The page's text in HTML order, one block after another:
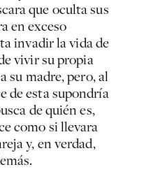
que oculta sus
en exceso
invadir la vida de
vivir su propia
su madre, pero, al
de esta supondría
de quién es,
como si llevara
y, en verdad,